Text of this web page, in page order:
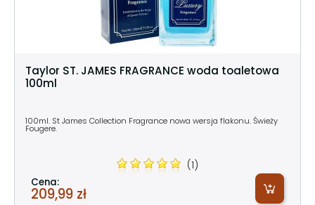
Taylor ST. JAMES FRAGRANCE woda toaletowa
100ml
100ml. St James Collection Fragrance nowa wersja flakonu. Świeży
Fougere.
(1)
Cena:
209,99 zł